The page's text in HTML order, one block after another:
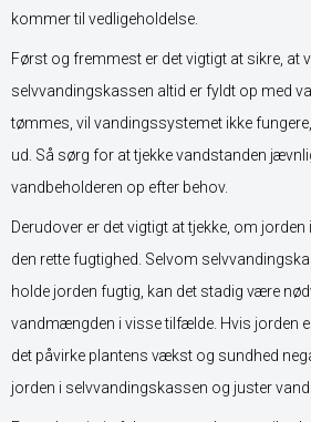
kommer til vedligeholdelse.
Først og fremmest er det vigtigt at sikre, at
selvvandingskassen altid er fyldt op med
tømmes, vil vandingssystemet ikke
ud. Så sørg for at tjekke vandstanden
vandbeholderen op efter behov.
Derudover er det vigtigt at tjekke, om
den rette fugtighed. Selvom
holde jorden fugtig, kan det stadig være
vandmængden i visse tilfælde. Hvis jorden
det påvirke plantens vækst og sundhed
jorden i selvvandingskassen og juster